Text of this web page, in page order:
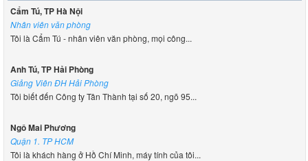
Cẩm Tú, TP Hà Nội
Nhân viên văn phòng
Tôi là Cẩm Tú - nhân viên văn phòng, mọi công...
Anh Tú, TP Hải Phòng
Giảng Viên ĐH Hải Phòng
Tôi biết đến Công ty Tân Thành tại số 20, ngõ 95...
Ngô Mai Phương
Quận 1. TP HCM
Tôi là khách hàng ở Hồ Chí Minh, máy tính của tôi...